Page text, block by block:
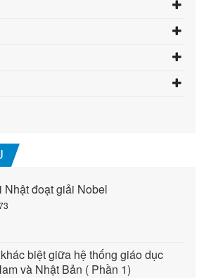
Nhật đoạt giải Nobel
biệt giữa hệ thống giáo dục
và Nhật Bản ( Phần 1)